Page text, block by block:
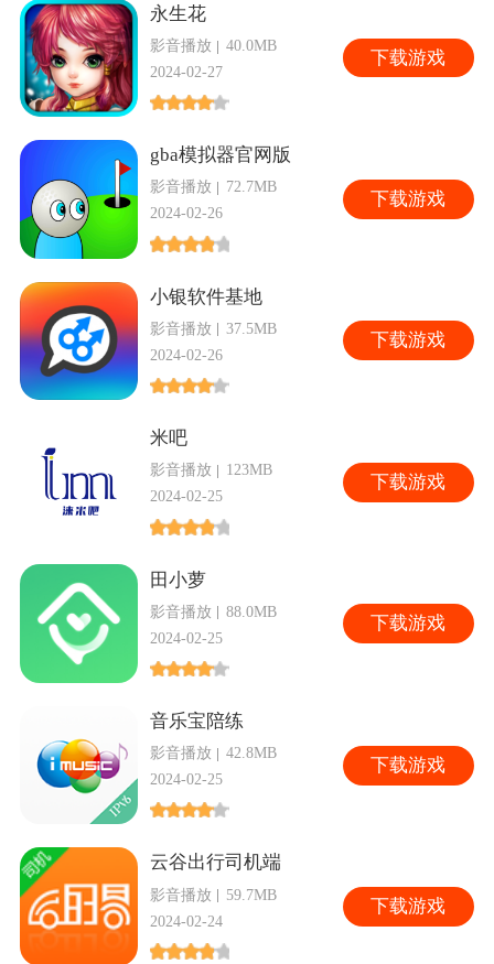
永生花
影音播放
40.0MB
2024-02-27
下载游戏
gba模拟器官网版
影音播放
72.7MB
2024-02-26
下载游戏
小银软件基地
影音播放
37.5MB
2024-02-26
下载游戏
米吧
影音播放
123MB
2024-02-25
下载游戏
田小萝
影音播放
88.0MB
2024-02-25
下载游戏
音乐宝陪练
影音播放
42.8MB
2024-02-25
下载游戏
云谷出行司机端
影音播放
59.7MB
2024-02-24
下载游戏